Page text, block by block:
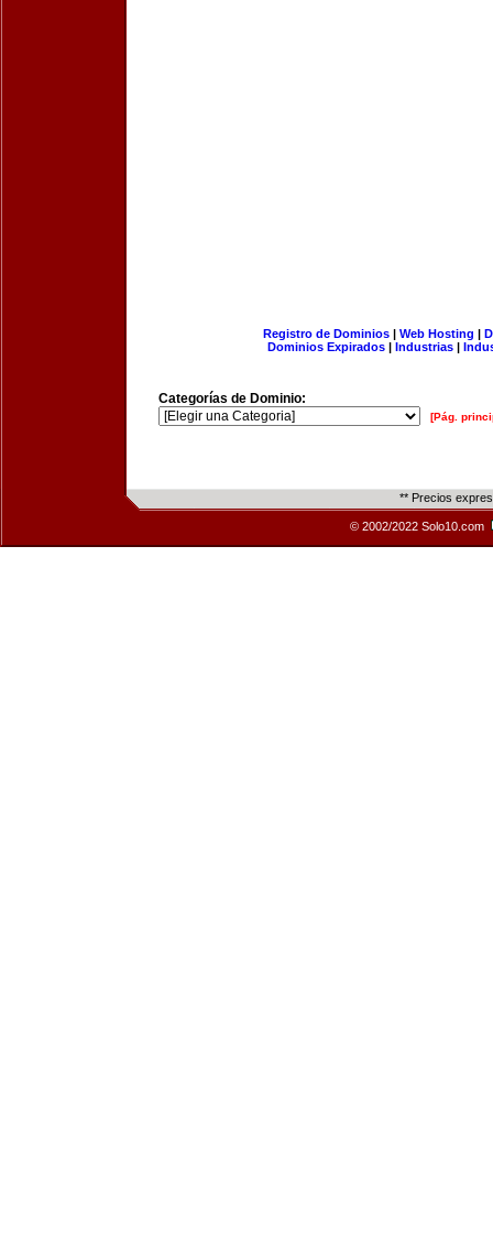
Registro de Dominios| Web Hosting |
Dominios Expirados | Industrias |
Categorías de Dominio:
[Pág.
** Precios
© 2002/2022 Solo10.com